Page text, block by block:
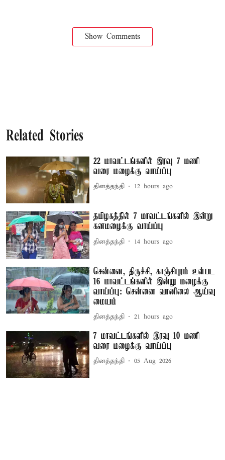
Show Comments
Related Stories
22 மாவட்டங்களில் இரவு 7 மணி
வரை மழைக்கு வாய்ப்பு
தினத்தந்தி 12 hours ago
தமிழகத்தில் 7 மாவட்டங்களில் இன்று
கனமழைக்கு வாய்ப்பு
தினத்தந்தி 14 hours ago
சென்னை, திருச்சி, காஞ்சிபுரம் உள்பட
16 மாவட்டங்களில் இன்று மழைக்கு
வாய்ப்பு: சென்னை வானிலை ஆய்வு
மையம்
தினத்தந்தி 21 hours ago
7 மாவட்டங்களில் இரவு 10 மணி
வரை மழைக்கு வாய்ப்பு
தினத்தந்தி 05 Aug 2026